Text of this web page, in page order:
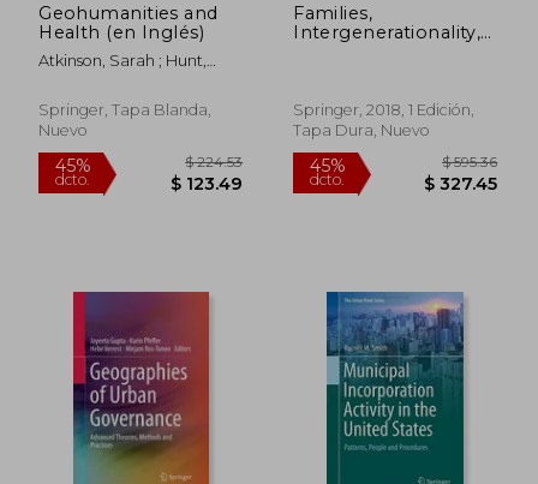
45%
dcto.
45%
dcto.
Geohumanities and
Health (en Inglés)
Atkinson, Sarah ; Hunt,
Springer, Tapa Blanda,
Nuevo
Families,
Intergenerationality,
Children and Young
People) (en Inglés)
Springer, 2018, 1 Edición,
Tapa Dura, Nuevo